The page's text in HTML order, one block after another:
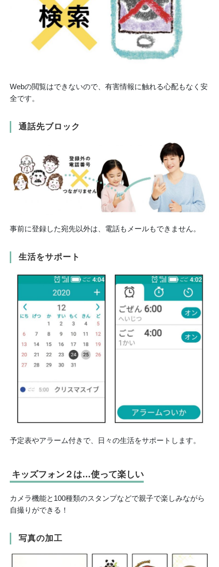
Webの閲覧はできないので、有害情報に触れる心配もなく安
全です。
通話先ブロック
事前に登録した宛先以外は、電話もメールもできません。
生活をサポート
予定表やアラーム付きで、日々の生活をサポートします。
キッズフォン２は…使って楽しい
カメラ機能と100種類のスタンプなどで親子で楽しみながら
自撮りができる！
写真の加工